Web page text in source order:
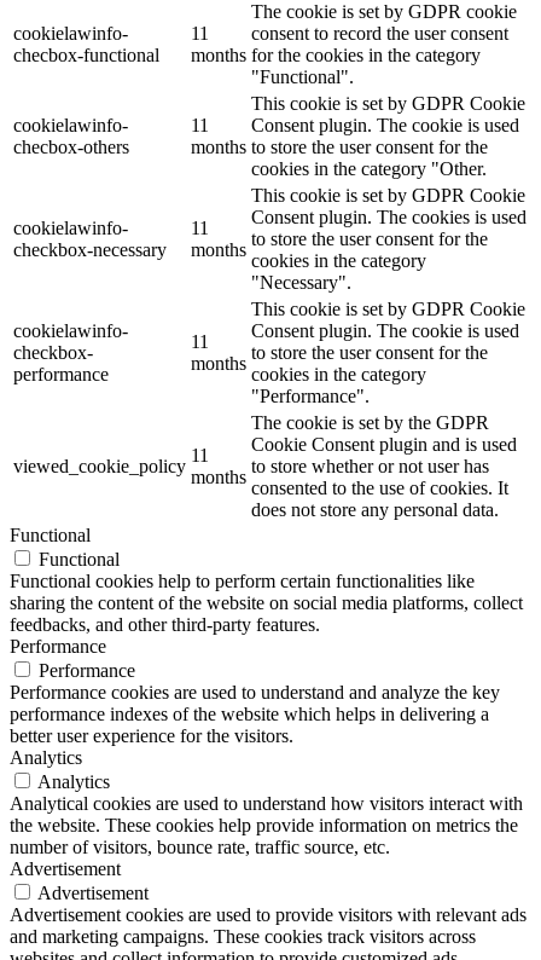
cookielawinfo-
checbox-functional
11
months
The cookie is set by GDPR cookie
consent to record the user consent
for the cookies in the category
"Functional".
cookielawinfo-
checbox-others
11
months
This cookie is set by GDPR Cookie
Consent plugin. The cookie is used
to store the user consent for the
cookies in the category "Other.
cookielawinfo-
checkbox-necessary
11
months
This cookie is set by GDPR Cookie
Consent plugin. The cookies is used
to store the user consent for the
cookies in the category
"Necessary".
cookielawinfo-
checkbox-
performance
11
months
This cookie is set by GDPR Cookie
Consent plugin. The cookie is used
to store the user consent for the
cookies in the category
"Performance".
viewed_cookie_policy
11
months
The cookie is set by the GDPR
Cookie Consent plugin and is used
to store whether or not user has
consented to the use of cookies. It
does not store any personal data.
Functional
Functional
Functional cookies help to perform certain functionalities like
sharing the content of the website on social media platforms, collect
feedbacks, and other third-party features.
Performance
Performance
Performance cookies are used to understand and analyze the key
performance indexes of the website which helps in delivering a
better user experience for the visitors.
Analytics
Analytics
Analytical cookies are used to understand how visitors interact with
the website. These cookies help provide information on metrics the
number of visitors, bounce rate, traffic source, etc.
Advertisement
Advertisement
Advertisement cookies are used to provide visitors with relevant ads
and marketing campaigns. These cookies track visitors across